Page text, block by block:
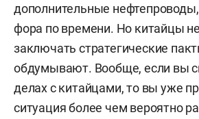
дополнительные
фора по времени. Но китайцы
заключать стратегические
обдумывают. Вообще, если вы
делах с китайцами, то вы уже
ситуация более чем вероятно